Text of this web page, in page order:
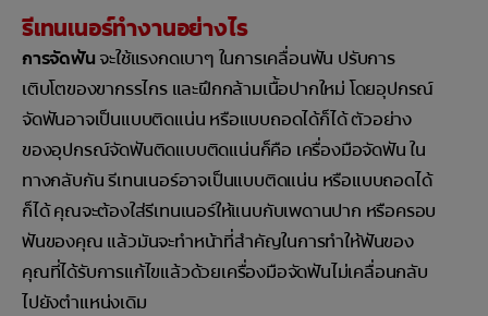
รีเทนเนอร์ทำงานอย่างไร
การจัดฟัน จะใช้แรงกดเบาๆ ในการเคลื่อนฟัน ปรับการ
เติบโตของขากรรไกร และฝึกกล้ามเนื้อปากใหม่ โดยอุปกรณ์
จัดฟันอาจเป็นแบบติดแน่น หรือแบบถอดได้ก็ได้ ตัวอย่าง
ของอุปกรณ์จัดฟันติดแบบติดแน่นก็คือ เครื่องมือจัดฟัน ใน
ทางกลับกัน รีเทนเนอร์อาจเป็นแบบติดแน่น หรือแบบถอดได้
ก็ได้ คุณจะต้องใส่รีเทนเนอร์ให้แนบกับเพดานปาก หรือครอบ
ฟันของคุณ แล้วมันจะทำหน้าที่สำคัญในการทำให้ฟันของ
คุณที่ได้รับการแก้ไขแล้วด้วยเครื่องมือจัดฟันไม่เคลื่อนกลับ
ไปยังตำแหน่งเดิม